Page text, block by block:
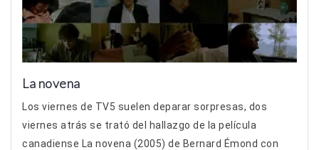
La novena
Los viernes de TV5 suelen deparar sorpresas, dos
viernes atrás se trató del hallazgo de la película
canadiense La novena (2005) de Bernard Émond con